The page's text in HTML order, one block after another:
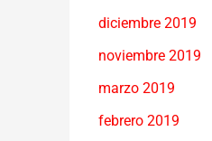
diciembre 2019
noviembre 2019
marzo 2019
febrero 2019